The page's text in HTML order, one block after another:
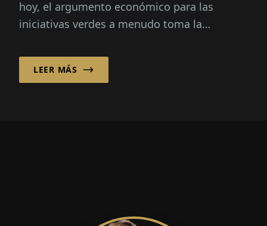
hoy, el argumento económico para las
iniciativas verdes a menudo toma la
cómo estas medidas ecológicas son
económicamente viables...
LEER MÁS